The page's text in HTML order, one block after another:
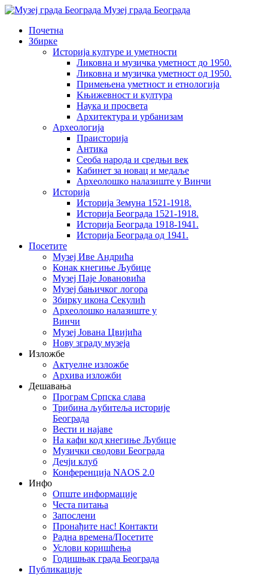
Музеј града Београда
Почетна
Збирке
Историја културе и уметности
Ликовна и музичка уметност до 1950.
Ликовна и музичка уметност од 1950.
Примењена уметност и етнологија
Kњижевност и културa
Наука и просвета
Архитектура и урбанизам
Aрхеологија
Праисторија
Антика
Сеоба народа и средњи век
Кабинет за новац и медаље
Археолошкo налазиште у Винчи
Историја
Историја Земуна 1521-1918.
Историја Београда 1521-1918.
Историја Београда 1918-1941.
Историја Београда од 1941.
Посетите
Музеј Иве Андрића
Конак кнегиње Љубице
Музеј Паје Јовановића
Музеј бањичког логора
Збирку икона Секулић
Археолошко налазиште у
Винчи
Музеј Јована Цвијића
Нову зграду музеја
Изложбе
Актуелне изложбе
Архива изложби
Дешавања
Програм Српска слава
Трибина љубитеља историје
Београда
Beсти и најаве
На кафи код кнегиње Љубице
Музички сводови Београда
Дечји клуб
Конференција NAOS 2.0
Инфо
Опште информације
Честа питања
Запослени
Пронађите нас! Контакти
Радна времена/Посетите
Услови коришћења
Годишњак града Београда
Публикације